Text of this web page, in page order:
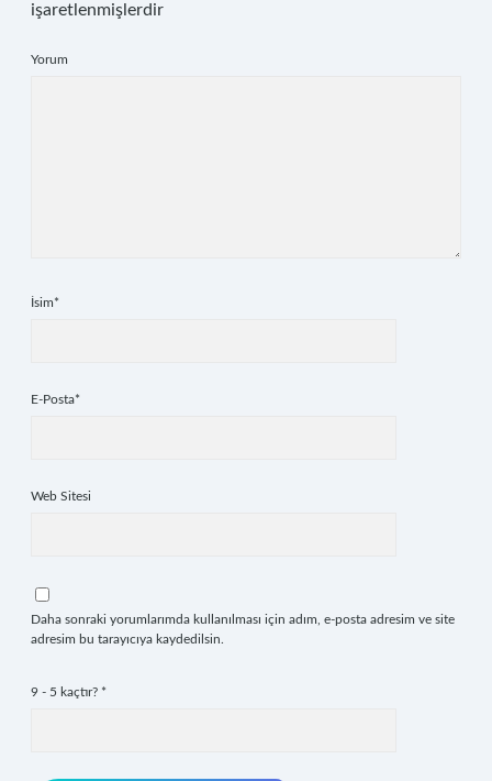
işaretlenmişlerdir
Yorum
İsim*
E-Posta*
Web Sitesi
Daha sonraki yorumlarımda kullanılması için adım, e-posta adresim ve site
adresim bu tarayıcıya kaydedilsin.
9 - 5 kaçtır? *